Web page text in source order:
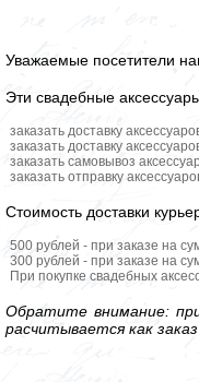
Уважаемые посетители
Эти свадебные
заказать доставку
заказать доставку
заказать самовывоз
заказать отправку
Стоимость доставки
500 рублей - при заказе на
300 рублей - при заказе на
При покупке свадебных
Обратите внимание:
расчитывается как